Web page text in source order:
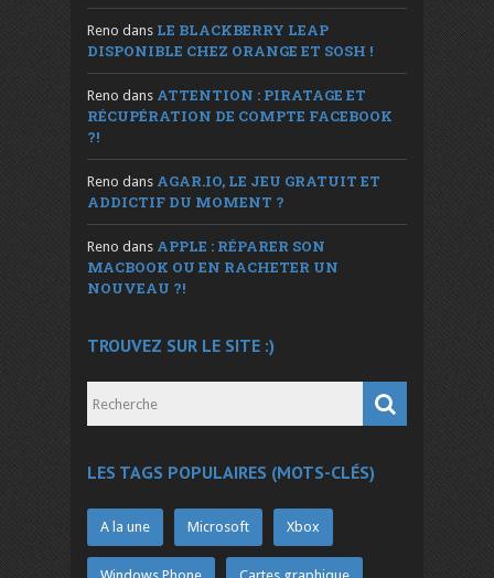
Reno dans LE BLACKBERRY LEAP
DISPONIBLE CHEZ ORANGE ET SOSH !
Reno dans ATTENTION : PIRATAGE ET
RÉCUPÉRATION DE COMPTE FACEBOOK
?!
Reno dans AGAR.IO, LE JEU GRATUIT ET
ADDICTIF DU MOMENT ?
Reno dans APPLE : RÉPARER SON
MACBOOK OU EN RACHETER UN
NOUVEAU ?!
TROUVEZ SUR LE SITE :)
LES TAGS POPULAIRES (MOTS-CLÉS)
A la une Microsoft Xbox